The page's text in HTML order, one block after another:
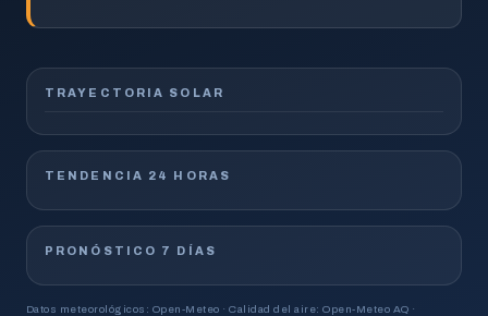
TRAYECTORIA SOLAR
TENDENCIA 24 HORAS
PRONÓSTICO 7 DÍAS
Datos meteorológicos: Open-Meteo · Calidad del aire: Open-Meteo AQ ·